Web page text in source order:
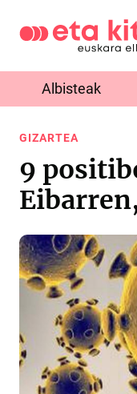
Albisteak
GIZARTEA
9